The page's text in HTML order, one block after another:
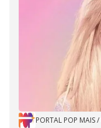
PORTAL POP MAIS/